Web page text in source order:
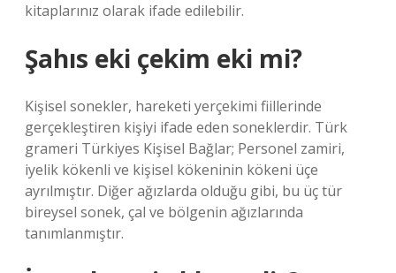
kitaplarınız olarak ifade edilebilir.
Şahıs eki çekim eki mi?
Kişisel sonekler, hareketi yerçekimi fiillerinde
gerçekleştiren kişiyi ifade eden soneklerdir. Türk
grameri Türkiyes Kişisel Bağlar; Personel zamiri,
iyelik kökenli ve kişisel kökeninin kökeni üçe
ayrılmıştır. Diğer ağızlarda olduğu gibi, bu üç tür
bireysel sonek, çal ve bölgenin ağızlarında
tanımlanmıştır.